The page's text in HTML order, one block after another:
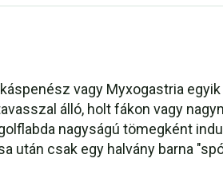
vagy Myxogastria
álló, holt fákon vagy
nagyságú tömegként
után csak egy halvány barna